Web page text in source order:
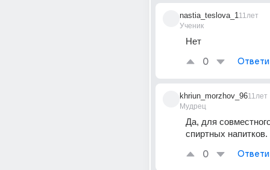
nastia_teslova_1
Ученик
11лет
Нет
0
khriun_morzhov_96
Мудрец
11лет
Да, для
спиртных напитков.
0